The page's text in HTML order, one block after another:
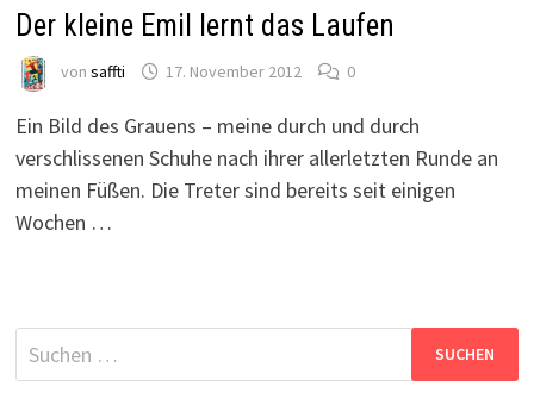
Der kleine Emil lernt das Laufen
von saffti 17. November 2012 0
Ein Bild des Grauens – meine durch und durch
verschlissenen Schuhe nach ihrer allerletzten Runde an
meinen Füßen. Die Treter sind bereits seit einigen
Wochen …
Suchen
nach: